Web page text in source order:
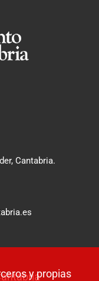
Cantabria.
y propias